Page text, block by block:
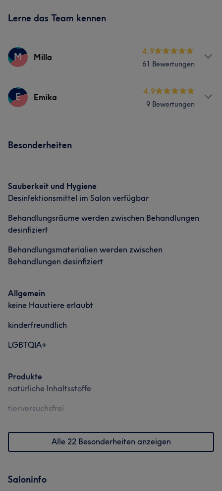
Lerne das Team kennen
M Milla
4.9
61 Bewertungen
Services
E Emika
4.9
9 Bewertungen
Besonderheiten
Sauberkeit und Hygiene
Desinfektionsmittel im Salon verfügbar
Behandlungsräume werden zwischen Behandlungen
desinfiziert
Behandlungsmaterialien werden zwischen
Behandlungen desinfiziert
Allgemein
keine Haustiere erlaubt
kinderfreundlich
LGBTQIA+
Produkte
natürliche Inhaltsstoffe
tierversuchsfrei
Alle 22 Besonderheiten anzeigen
Saloninfo